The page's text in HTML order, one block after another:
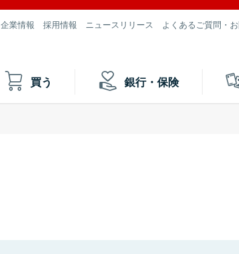
企業情報 採用情報 ニュースリリース よくあるご質問・
買う 銀行・保険